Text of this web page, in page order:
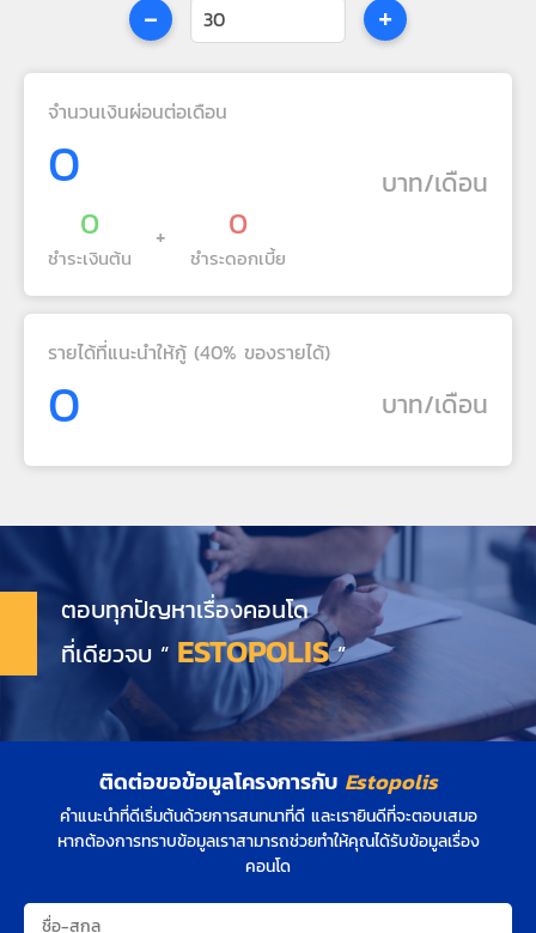
- +
จำนวนเงินผ่อนต่อเดือน
0 บาท/เดือน
0
ชำระเงินต้น
+ 0
ชำระดอกเบี้ย
รายได้ที่แนะนำให้กู้ (40% ของรายได้)
0 บาท/เดือน
ตอบทุกปัญหาเรื่องคอนโด
ที่เดียวจบ “ ESTOPOLIS”
ติดต่อขอข้อมูลโครงการกับ Estopolis
คำแนะนำที่ดีเริ่มต้นด้วยการสนทนาที่ดี และเรายินดีที่จะตอบเสมอ
หากต้องการทราบข้อมูลเราสามารถช่วยทำให้คุณได้รับข้อมูลเรื่อง
คอนโด